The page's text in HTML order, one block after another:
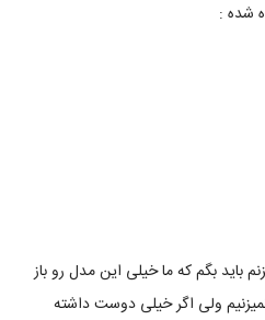
شده :
باید بگم که ما خیلی این مدل رو باز
ولی اگر خیلی دوست داشته